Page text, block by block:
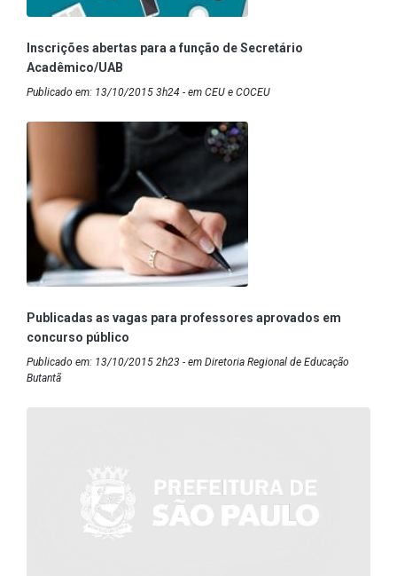
Inscrições abertas para a função de Secretário
Acadêmico/UAB
Publicado em: 13/10/2015 3h24 - em CEU e COCEU
Publicadas as vagas para professores aprovados em
concurso público
Publicado em: 13/10/2015 2h23 - em Diretoria Regional de Educação
Butantã